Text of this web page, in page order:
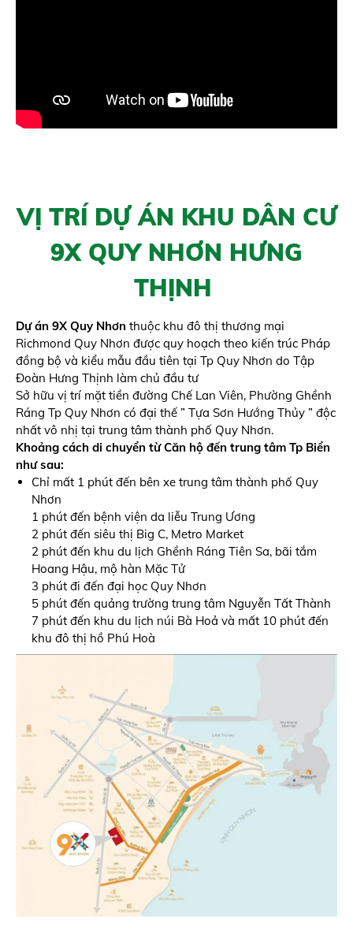
(3 Reviews)
VỊ TRÍ DỰ ÁN KHU DÂN CƯ
9X QUY NHƠN HƯNG
THỊNH
Dự án 9X Quy Nhơn thuộc khu đô thị thương mại
Richmond Quy Nhơn được quy hoạch theo kiến trúc Pháp
đồng bộ và kiểu mẫu đầu tiên tại Tp Quy Nhơn do Tập
Đoàn Hưng Thịnh làm chủ đầu tư
Sở hữu vị trí mặt tiền đường Chế Lan Viên, Phường Ghềnh
Ráng Tp Quy Nhơn có đại thế ” Tựa Sơn Hướng Thủy ” độc
nhất vô nhị tại trung tâm thành phố Quy Nhơn.
Khoảng cách di chuyển từ Căn hộ đến trung tâm Tp Biển
như sau:
Chỉ mất 1 phút đến bên xe trung tâm thành phố Quy
Nhơn
1 phút đến bệnh viện da liễu Trung Ương
2 phút đến siêu thị Big C, Metro Market
2 phút đến khu du lịch Ghềnh Ráng Tiên Sa, bãi tắm
Hoang Hậu, mộ hàn Mặc Tử
3 phút đi đến đại học Quy Nhơn
5 phút đến quảng trường trung tâm Nguyễn Tất Thành
7 phút đến khu du lịch núi Bà Hoả và mất 10 phút đến
khu đô thị hồ Phú Hoà